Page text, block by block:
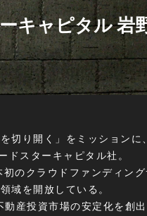
キャピタル 岩
切り開く」をミッションに
スターキャピタル社。
のクラウドファンディング
域を開放している。
産投資市場の安定化を創